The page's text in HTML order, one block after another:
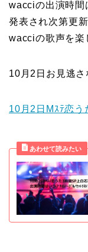
wacciの出演時間
発表され次第更
wacciの歌声を楽
10月2日お見逃さ
10月2日Mｽﾃ恋う